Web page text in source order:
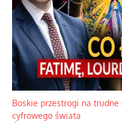
Papieskie innowacje w
Gorący dylemat medytacji